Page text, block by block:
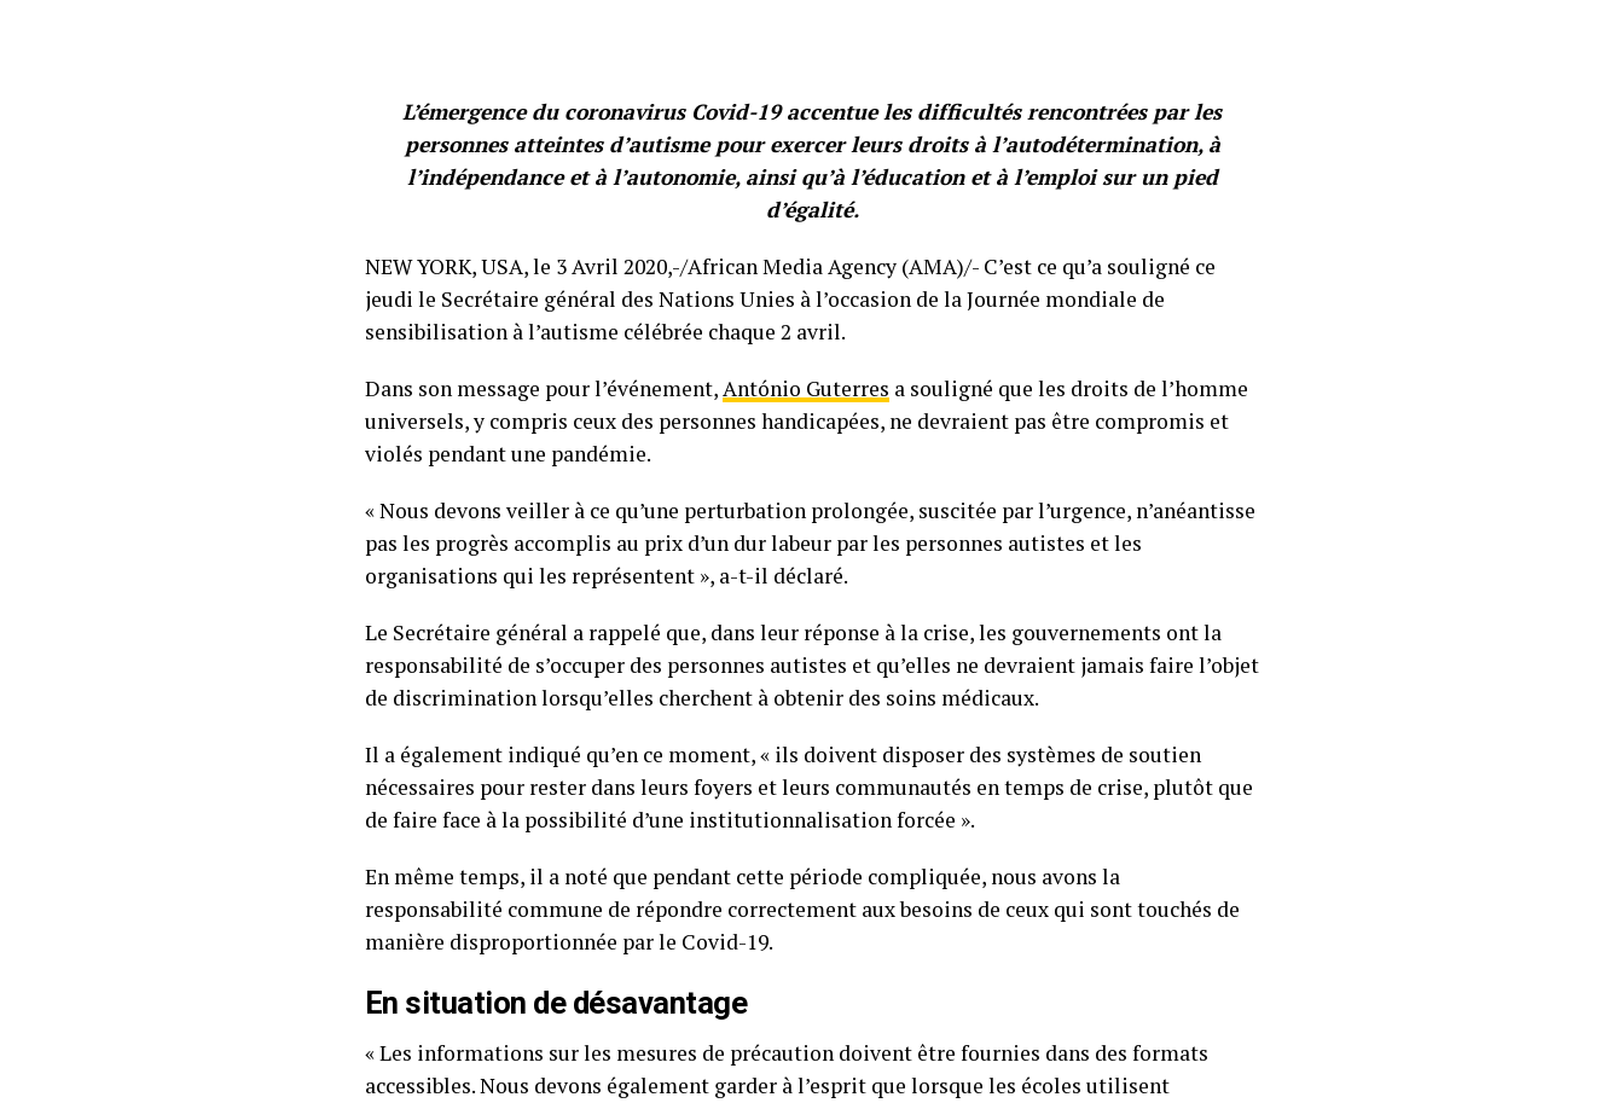
L’émergence du coronavirus Covid-19 accentue les difficultés rencontrées par les
personnes atteintes d’autisme pour exercer leurs droits à l’autodétermination, à
l’indépendance et à l’autonomie, ainsi qu’à l’éducation et à l’emploi sur un pied
d’égalité.
NEW YORK, USA, le 3 Avril 2020,-/African Media Agency (AMA)/- C’est ce qu’a souligné ce
jeudi le Secrétaire général des Nations Unies à l’occasion de la Journée mondiale de
sensibilisation à l’autisme célébrée chaque 2 avril.
Dans son message pour l’événement,António Guterres a souligné que les droits de l’homme
universels, y compris ceux des personnes handicapées, ne devraient pas être compromis et
violés pendant une pandémie.
« Nous devons veiller à ce qu’une perturbation prolongée, suscitée par l’urgence, n’anéantisse
pas les progrès accomplis au prix d’un dur labeur par les personnes autistes et les
organisations qui les représentent », a-t-il déclaré.
Le Secrétaire général a rappelé que, dans leur réponse à la crise, les gouvernements ont la
responsabilité de s’occuper des personnes autistes et qu’elles ne devraient jamais faire l’objet
de discrimination lorsqu’elles cherchent à obtenir des soins médicaux.
Il a également indiqué qu’en ce moment, « ils doivent disposer des systèmes de soutien
nécessaires pour rester dans leurs foyers et leurs communautés en temps de crise, plutôt que
de faire face à la possibilité d’une institutionnalisation forcée ».
En même temps, il a noté que pendant cette période compliquée, nous avons la
responsabilité commune de répondre correctement aux besoins de ceux qui sont touchés de
manière disproportionnée par le Covid-19.
En situation de désavantage
« Les informations sur les mesures de précaution doivent être fournies dans des formats
accessibles. Nous devons également garder à l’esprit que lorsque les écoles utilisent